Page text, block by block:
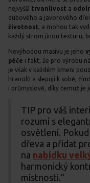
nejvyšší trvanlivost a
dubového a javorového
životnost , a mohou tak
každý strom jinou texturu,
Nevýhodou masivu je jeho
péče i fakt, že pro výrobu
je však v každém kmeni
hranolů a slepují k sobě,
i průmyslově, díky čemuž je
TIP pro váš
rozumí s
osvětlení.
dřeva a přidat
na nabídku
harmonický
místnosti.”